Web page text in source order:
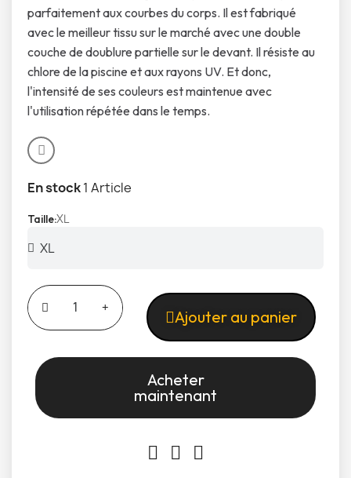
parfaitement aux courbes du corps. Il est fabriqué
avec le meilleur tissu sur le marché avec une double
couche de doublure partielle sur le devant. Il résiste au
chlore de la piscine et aux rayons UV. Et donc,
l'intensité de ses couleurs est maintenue avec
l'utilisation répétée dans le temps.
En stock1 Article
TailleXL
Ajouter au panier
Acheter
maintenant